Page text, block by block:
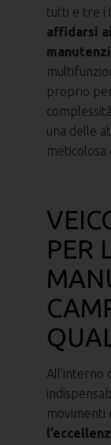
tutti e tre i
affidarsi
proprio
una delle
meticolosa
PER
All’interno
movimenti